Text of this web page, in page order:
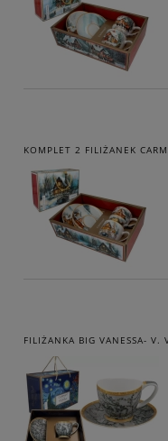
KOMPLET 2 FILIŻANEK
FILIŻANKA BIG VANESSA- V.